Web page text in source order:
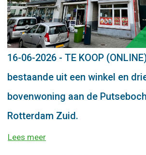
16-06-2026 - TE KOOP
bestaande uit een winkel en
bovenwoning aan de
Rotterdam Zuid.
Lees meer